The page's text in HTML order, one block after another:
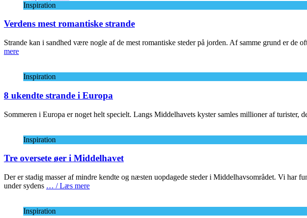
Inspiration
Verdens mest romantiske strande
Strande kan i sandhed være nogle af de mest romantiske steder på jorden. Af samme grund er
mere
Inspiration
8 ukendte strande i Europa
Sommeren i Europa er noget helt specielt. Langs Middelhavets kyster samles millioner af
Inspiration
Tre oversete øer i Middelhavet
Der er stadig masser af mindre kendte og næsten uopdagede steder i Middelhavsområdet. Vi har
under sydens … / Læs mere
Inspiration